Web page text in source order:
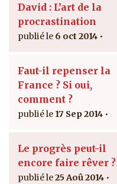
David : L’art de la
procrastination
6 oct 2014
Faut-il repenser la
France ? Si oui,
comment ?
17 Sep 2014
Le progrès peut-il
encore faire rêver ?
25 Aoû 2014